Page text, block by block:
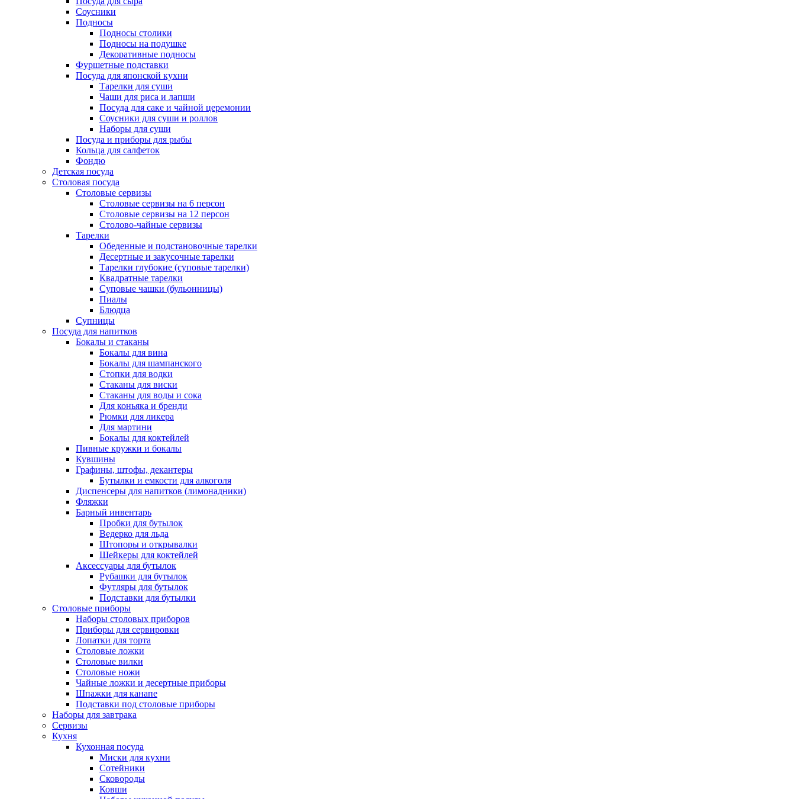
Соусники
Подносы
Подносы столики
Подносы на подушке
Декоративные подносы
Фуршетные подставки
Посуда для японской кухни
Тарелки для суши
Чаши для риса и лапши
Посуда для саке и чайной церемонии
Соусники для суши и роллов
Наборы для суши
Посуда и приборы для рыбы
Кольца для салфеток
Фондю
Детская посуда
Столовая посуда
Столовые сервизы
Столовые сервизы на 6 персон
Столовые сервизы на 12 персон
Столово-чайные сервизы
Тарелки
Обеденные и подстановочные тарелки
Десертные и закусочные тарелки
Тарелки глубокие (суповые тарелки)
Квадратные тарелки
Суповые чашки (бульонницы)
Пиалы
Блюдца
Супницы
Посуда для напитков
Бокалы и стаканы
Бокалы для вина
Бокалы для шампанского
Стопки для водки
Стаканы для виски
Стаканы для воды и сока
Для коньяка и бренди
Рюмки для ликера
Для мартини
Бокалы для коктейлей
Пивные кружки и бокалы
Кувшины
Графины, штофы, декантеры
Бутылки и емкости для алкоголя
Диспенсеры для напитков (лимонадники)
Фляжки
Барный инвентарь
Пробки для бутылок
Ведерко для льда
Штопоры и открывалки
Шейкеры для коктейлей
Аксессуары для бутылок
Рубашки для бутылок
Футляры для бутылок
Подставки для бутылки
Столовые приборы
Наборы столовых приборов
Приборы для сервировки
Лопатки для торта
Столовые ложки
Столовые вилки
Столовые ножи
Чайные ложки и десертные приборы
Шпажки для канапе
Подставки под столовые приборы
Наборы для завтрака
Сервизы
Кухня
Кухонная посуда
Миски для кухни
Сотейники
Сковороды
Ковши